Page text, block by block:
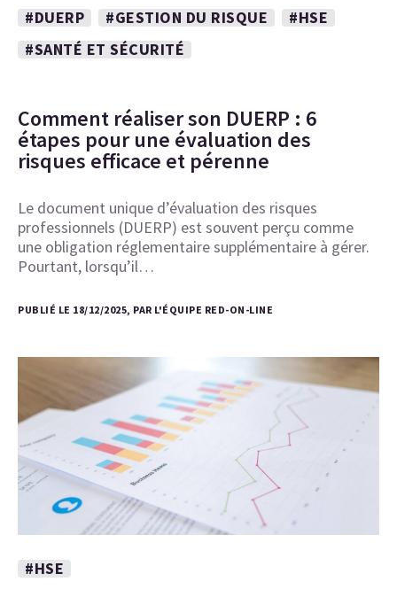
#DUERP #GESTION DU RISQUE
#HSE
#SANTÉ ET SÉCURITÉ
Comment réaliser son DUERP : 6
étapes pour une évaluation des
risques efficace et pérenne
Le document unique d’évaluation des risques
professionnels (DUERP) est souvent perçu comme
une obligation réglementaire supplémentaire à gérer.
Pourtant, lorsqu’il…
PUBLIÉ LE 18/12/2025, PAR L'ÉQUIPE RED-ON-LINE
#HSE